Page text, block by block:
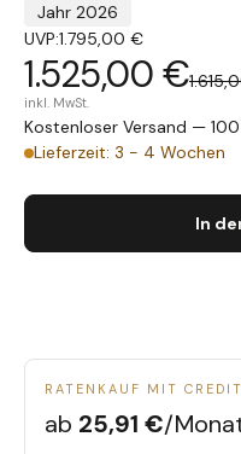
Jahr 2026
UVP:1.795,00 €
1.525,00 €
inkl. MwSt.
Kostenloser Versand —
Lieferzeit: 3 - 4 Wochen
In
RATENKAUF MIT
ab 25,91 €/